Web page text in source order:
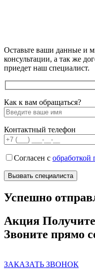
Оставьте ваши данные и
консультации, а так же
приедет наш специалист.
Как к вам обращаться?
Контактный телефон
Согласен с обработкой
Успешно
Акция
Звоните прямо
ЗАКАЗАТЬ ЗВОНОК